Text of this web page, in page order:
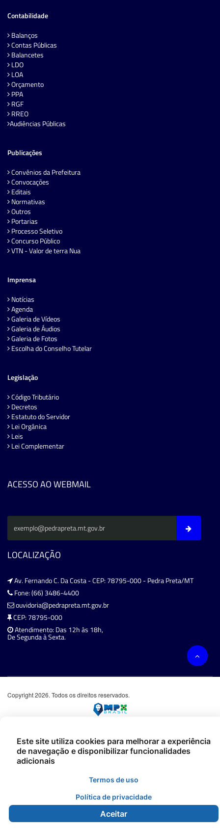
Contabilidade
Balanços
Contas Públicas
Balancetes
LDO
LOA
Orçamento
PPA
RGF
RREO
Audiências Públicas
Publicações
Convênios da Prefeitura
Convocações
Editais
Normativas
Outros
Portarias
Processo Seletivo
Concurso Público
VTN - Valor de terra Nua
Imprensa
Notícias
Agenda
Galeria de Vídeos
Galeria de Áudios
Galeria de Fotos
Escolha do Conselho Tutelar
Legislação
Código Tributário
Decretos
Estatuto do Servidor
Lei Orgânica
Leis
Lei Complementar
ACESSO AO WEBMAIL
LOCALIZAÇÃO
Av. Fernando C. Da Costa - CEP: 78795-000 - Pedra Preta/MT
Fone: (66) 3486-4400
ouvidoria@pedrapreta.mt.gov.br
CEP: 78795-000
Atendimento: Das 12h às 18h,
De Segunda à Sexta.
Copyright 2026. Todos os direitos reservados.
Este site utiliza cookies para melhorar a experiência
de navegação e disponibilizar funcionalidades
adicionais
Termos de uso
Política de privacidade
Aceitar